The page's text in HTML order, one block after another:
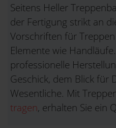
Seitens Heller
der Fertigung strikt an
Vorschriften für
Elemente wie
professionelle
Geschick, dem Blick für
Wesentliche. Mit
tragen, erhalten Sie ein